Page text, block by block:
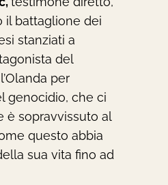
il battaglione dei
stanziati a
del
per
genocidio, che ci
è sopravvissuto al
questo abbia
sua vita fino ad